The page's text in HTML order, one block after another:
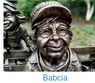
Babcia